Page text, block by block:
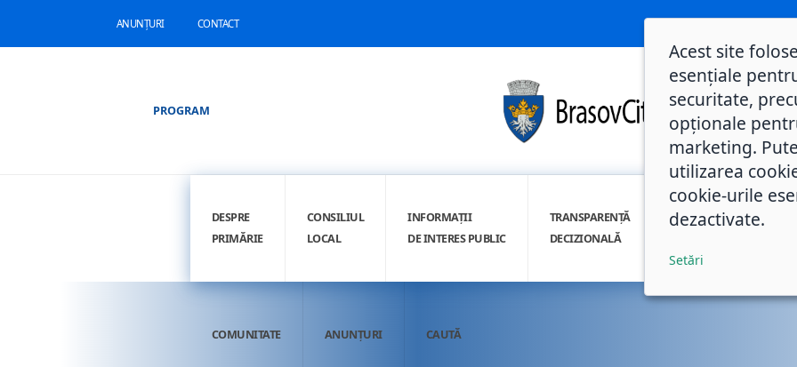
ANUNȚURI CONTACT
PROGRAM
DESPRE
PRIMĂRIE
CONSILIUL
LOCAL
INFORMAȚII
DE INTERES PUBLIC
TRANSPARENȚĂ
DECIZIONALĂ
INTEGRITATE
COMUNITATE ANUNȚURI CAUTĂ
Acest site
esențiale
securitate,
opționale
marketing.
utilizarea
cookie-urile
dezactivate.
Setări